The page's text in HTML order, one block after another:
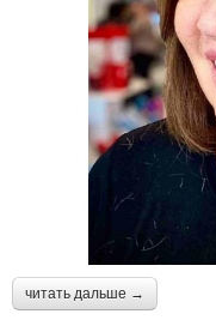
читать дальше →